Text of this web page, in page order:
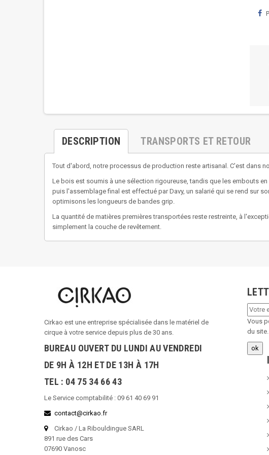
DESCRIPTION TRANSPORTS ET RETOUR
Tout d'abord, notre processus de production reste artisanal. C'est dans
Le bois est soumis à une sélection rigoureuse, tandis que les embouts
puis l'assemblage final est effectué par Davy, un salarié qui se rend sur
optimisons les longueurs de bandes grip.
La quantité de matières premières transportées reste restreinte, à
simplement la couche de revêtement.
Cirkao est une entreprise spécialisée dans le matériel de
cirque à votre service depuis plus de 30 ans.
BUREAU OUVERT DU LUNDI AU VENDREDI
DE 9H À 12H ET DE 13H À 17H
TEL : 04 75 34 66 43
Le Service comptabilité : 09 61 40 69 91
contact@cirkao.fr
Cirkao / La Ribouldingue SARL
891 rue des Cars
07690 Vanosc
Vous
du site.